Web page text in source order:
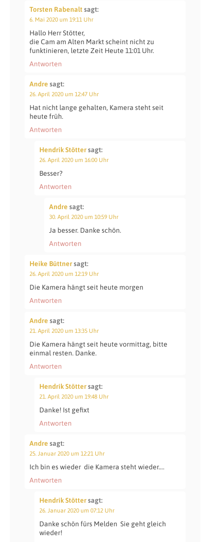
Torsten Rabenaltsagt:
6. Mai 2020 um 19:11 Uhr
Hallo Herr Stötter,
die Cam am Alten Markt scheint nicht zu
funktinieren, letzte Zeit Heute 11:01 Uhr.
Antworten
Andre sagt:
26. April 2020 um 12:47 Uhr
Hat nicht lange gehalten, Kamera steht seit
heute früh.
Antworten
Hendrik Stöttersagt:
26. April 2020 um 16:00 Uhr
Besser?
Antworten
Andre sagt:
30. April 2020 um 10:59 Uhr
Ja besser. Danke schön.
Antworten
Heike Büttnersagt:
26. April 2020 um 12:19 Uhr
Die Kamera hängt seit heute morgen
Antworten
Andre sagt:
21. April 2020 um 13:35 Uhr
Die Kamera hängt seit heute vormittag, bitte
einmal resten. Danke.
Antworten
Hendrik Stöttersagt:
21. April 2020 um 19:48 Uhr
Danke! Ist gefixt
Antworten
Andre sagt:
25. Januar 2020 um 12:21 Uhr
Ich bin es wieder die Kamera steht wieder….
Antworten
Hendrik Stöttersagt:
26. Januar 2020 um 07:12 Uhr
Danke schön fürs Melden Sie geht gleich
wieder!